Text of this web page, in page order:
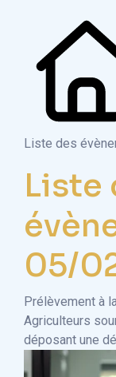
Liste des
Liste
05/
Prélèvement à
Agriculteurs
déposant une